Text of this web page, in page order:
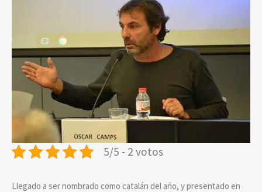
5/5 - 2 votos
Llegado a ser nombrado como catalán del año, y presentado en